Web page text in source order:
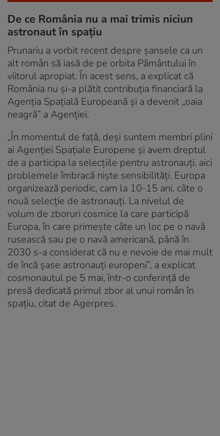
De ce România nu a mai trimis niciun
astronaut în spațiu
Prunariu a vorbit recent despre șansele ca un
alt român să iasă de pe orbita Pământului în
viitorul apropiat. În acest sens, a explicat că
România nu și-a plătit contribuția financiară la
Agenția Spațială Europeană și a devenit „oaia
neagră” a Agenției.
„În momentul de față, deși suntem membri plini
ai Agenției Spațiale Europene și avem dreptul
de a participa la selecțiile pentru astronauți, aici
problemele îmbracă niște sensibilități. Europa
organizează periodic, cam la 10-15 ani, câte o
nouă selecție de astronauți. La nivelul de
volum de zboruri cosmice la care participă
Europa, în care primește câte un loc pe o navă
rusească sau pe o navă americană, până în
2030 s-a considerat că nu e nevoie de mai mult
de încă șase astronauți europeni”, a explicat
cosmonautul pe 5 mai, într-o conferință de
presă dedicată primul zbor al unui român în
spațiu, citat de Agerpres.